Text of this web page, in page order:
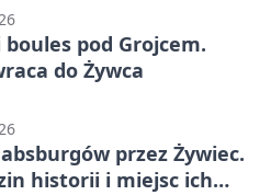
pod Grojcem.
do Żywca
przez Żywiec.
historii i miejsc ich